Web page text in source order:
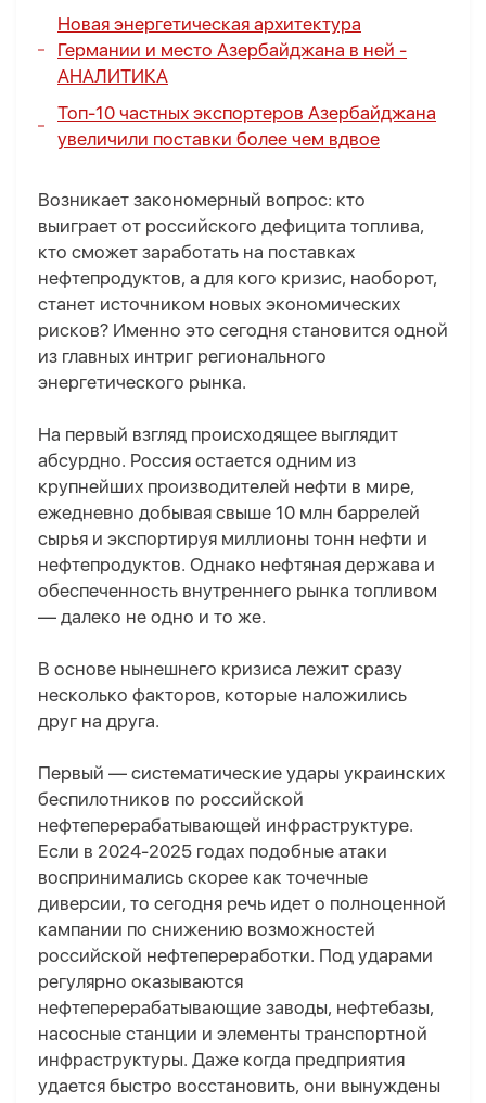
Новая энергетическая архитектура
Германии и место Азербайджана в ней -
АНАЛИТИКА
Топ-10 частных экспортеров Азербайджана
увеличили поставки более чем вдвое
Возникает закономерный вопрос: кто
выиграет от российского дефицита топлива,
кто сможет заработать на поставках
нефтепродуктов, а для кого кризис, наоборот,
станет источником новых экономических
рисков? Именно это сегодня становится одной
из главных интриг регионального
энергетического рынка.
На первый взгляд происходящее выглядит
абсурдно. Россия остается одним из
крупнейших производителей нефти в мире,
ежедневно добывая свыше 10 млн баррелей
сырья и экспортируя миллионы тонн нефти и
нефтепродуктов. Однако нефтяная держава и
обеспеченность внутреннего рынка топливом
— далеко не одно и то же.
В основе нынешнего кризиса лежит сразу
несколько факторов, которые наложились
друг на друга.
Первый — систематические удары украинских
беспилотников по российской
нефтеперерабатывающей инфраструктуре.
Если в 2024-2025 годах подобные атаки
воспринимались скорее как точечные
диверсии, то сегодня речь идет о полноценной
кампании по снижению возможностей
российской нефтепереработки. Под ударами
регулярно оказываются
нефтеперерабатывающие заводы, нефтебазы,
насосные станции и элементы транспортной
инфраструктуры. Даже когда предприятия
удается быстро восстановить, они вынуждены